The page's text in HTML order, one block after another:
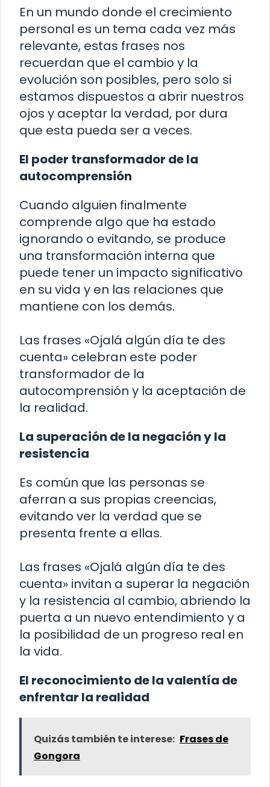
En un mundo donde el crecimiento
personal es un tema cada vez más
relevante, estas frases nos
recuerdan que el cambio y la
evolución son posibles, pero solo si
estamos dispuestos a abrir nuestros
ojos y aceptar la verdad, por dura
que esta pueda ser a veces.
El poder transformador de la
autocomprensión
Cuando alguien finalmente
comprende algo que ha estado
ignorando o evitando, se produce
una transformación interna que
puede tener un impacto significativo
en su vida y en las relaciones que
mantiene con los demás.
Las frases «Ojalá algún día te des
cuenta» celebran este poder
transformador de la
autocomprensión y la aceptación de
la realidad.
La superación de la negación y la
resistencia
Es común que las personas se
aferran a sus propias creencias,
evitando ver la verdad que se
presenta frente a ellas.
Las frases «Ojalá algún día te des
cuenta» invitan a superar la negación
y la resistencia al cambio, abriendo la
puerta a un nuevo entendimiento y a
la posibilidad de un progreso real en
la vida.
El reconocimiento de la valentía de
enfrentar la realidad
Quizás también te interese: Frases de
Gongora